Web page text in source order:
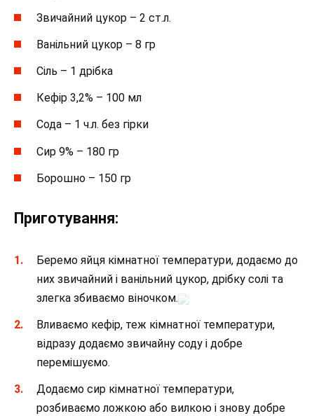
Звичайний цукор – 2 ст.л.
Ванільний цукор – 8 гр
Сіль – 1 дрібка
Кефір 3,2% – 100 мл
Сода – 1 ч.л. без гірки
Сир 9% – 180 гр
Борошно – 150 гр
Приготування:
Беремо яйця кімнатної температури, додаємо до
них звичайний і ванільний цукор, дрібку солі та
злегка збиваємо віночком.
Вливаємо кефір, теж кімнатної температури,
відразу додаємо звичайну соду і добре
перемішуємо.
Додаємо сир кімнатної температури,
розбиваємо ложкою або вилкою і знову добре